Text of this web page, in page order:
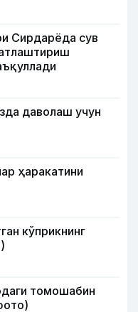
Сирдарёда сув
даволаш учун
ҳаракатини
кўприкнинг
томошабин